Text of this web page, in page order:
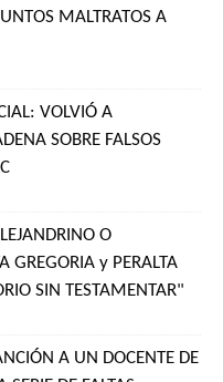
MALTRATOS A
VOLVIÓ A
SOBRE FALSOS
O
GREGORIA y PERALTA
SIN TESTAMENTAR"
A UN DOCENTE DE